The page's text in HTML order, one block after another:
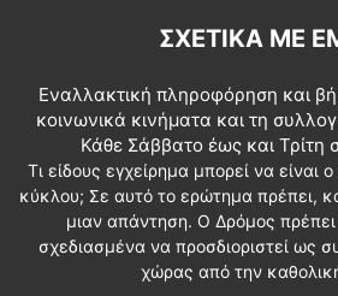
ΣΧΕΤΙΚΆ ΜΕ
Εναλλακτική πληροφόρηση και
κοινωνικά κινήματα και τη
Κάθε Σάββατο έως και Τρίτη
Τι είδους εγχείρημα μπορεί να είναι
κύκλου; Σε αυτό το ερώτημα πρέπει,
μιαν απάντηση. Ο Δρόμος πρέπει
σχεδιασμένα να προσδιοριστεί ως
χώρας από την